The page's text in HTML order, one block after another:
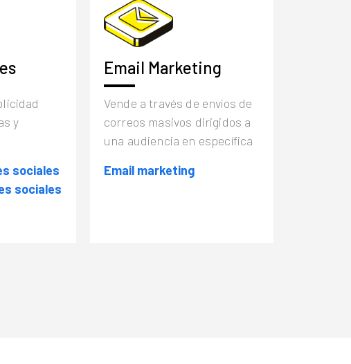
y
sociales
sociales
Email Marketing
Vende a través de envíos de
correos masivos dirigidos a
una audiencia en específica
Email marketing